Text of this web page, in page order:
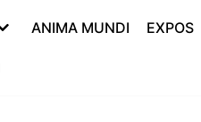
ANIMA MUNDI EXPOS